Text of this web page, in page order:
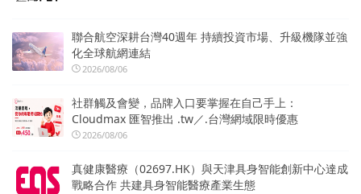
聯合航空深耕台灣40週年 持續投資市場、升級機隊並強
化全球航網連結
2026/08/06
社群觸及會變，品牌入口要掌握在自己手上：
Cloudmax 匯智推出 .tw／.台灣網域限時優惠
2026/08/06
真健康醫療（02697.HK）與天津具身智能創新中心達成
戰略合作 共建具身智能醫療產業生態